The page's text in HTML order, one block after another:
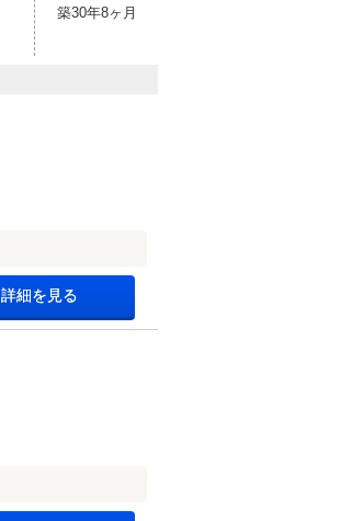
築30年8ヶ月
詳細を見る